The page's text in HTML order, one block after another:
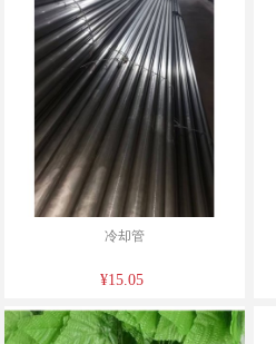
冷却管
¥15.05